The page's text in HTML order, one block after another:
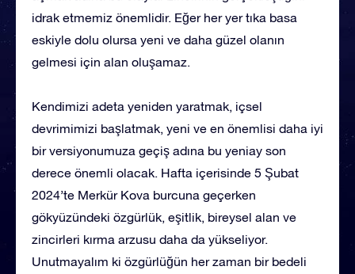
idrak etmemiz önemlidir. Eğer her yer tıka basa
eskiyle dolu olursa yeni ve daha güzel olanın
gelmesi için alan oluşamaz.
Kendimizi adeta yeniden yaratmak, içsel
devrimimizi başlatmak, yeni ve en önemlisi daha iyi
bir versiyonumuza geçiş adına bu yeniay son
derece önemli olacak. Hafta içerisinde 5 Şubat
2024’te Merkür Kova burcuna geçerken
gökyüzündeki özgürlük, eşitlik, bireysel alan ve
zincirleri kırma arzusu daha da yükseliyor.
Unutmayalım ki özgürlüğün her zaman bir bedeli